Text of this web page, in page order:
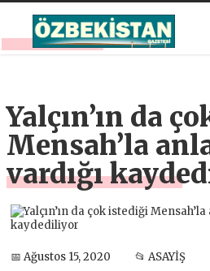
Yalçın’ın da
Mensah’la
vardığı
📅 Ağustos 15, 2020 📂 ASAYİŞ